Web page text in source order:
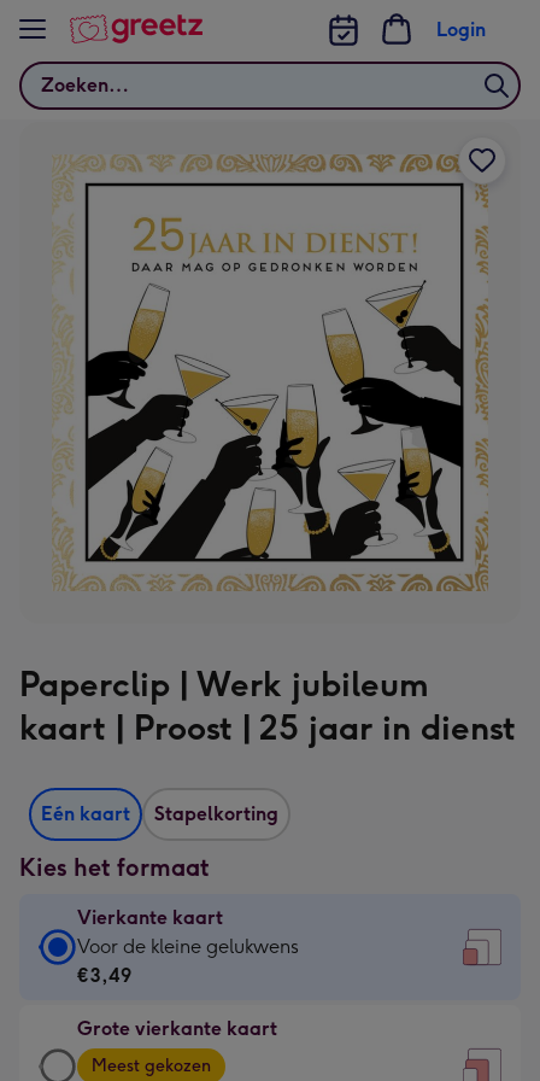
Bekijk meer
Zoeken
Login
Paperclip | Werk jubileum
kaart | Proost | 25 jaar in dienst
Eén kaart Stapelkorting
Kies het formaat
Vierkante kaart
Vierkante
kaart
€3,49
-
Voor de kleine gelukwens
€3,49
Grote vierkante kaart
Grote
Meest gekozen